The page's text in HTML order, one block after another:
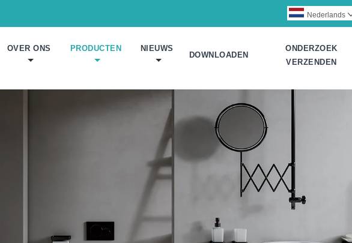
Nederlands
OVER ONS PRODUCTEN NIEUWS
DOWNLOADEN
ONDERZOEK
VERZENDEN